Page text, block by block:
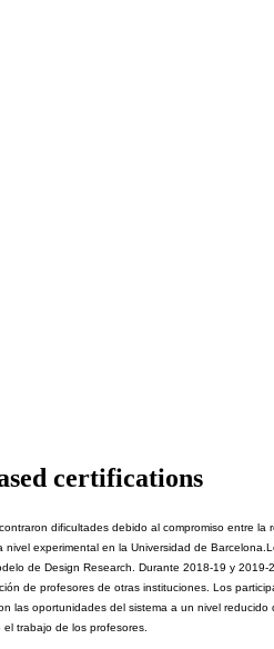
certifications
dificultades debido al compromiso entre la
experimental en la Universidad de
de Design Research. Durante 2018-19 y 2019-
de profesores de otras instituciones. Los
las oportunidades del sistema a un nivel reducido
trabajo de los profesores.